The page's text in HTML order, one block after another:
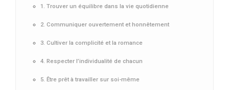
1. Trouver un équilibre dans la vie quotidienne
2. Communiquer ouvertement et honnêtement
3. Cultiver la complicité et la romance
4. Respecter l’individualité de chacun
5. Être prêt à travailler sur soi-même